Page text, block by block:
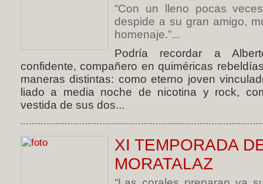
“Con un lleno pocas
despide a su gran amigo,
homenaje.”...
Podría recordar a
confidente, compañero en quiméricas
maneras distintas: como eterno joven
liado a media noche de nicotina y rock,
vestida de sus dos...
XI TEMPORADA
MORATALAZ